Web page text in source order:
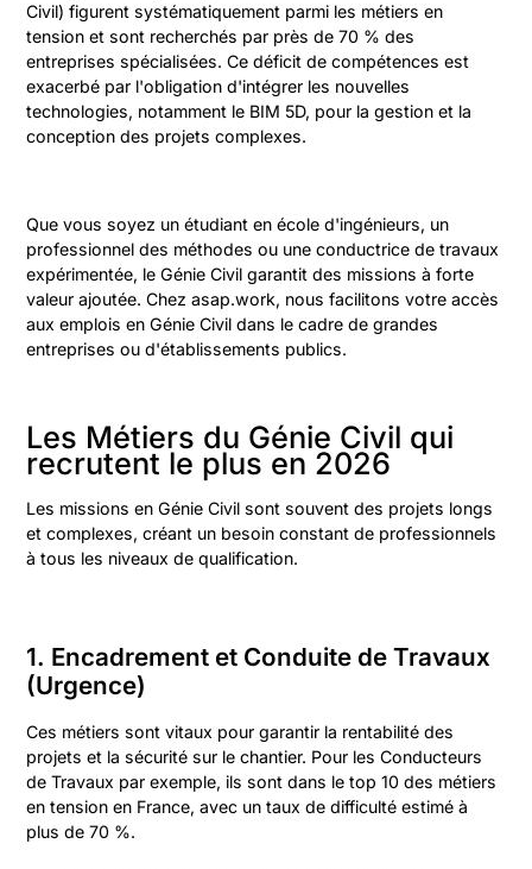
Civil) figurent systématiquement parmi les métiers en
tension et sont recherchés par près de 70 % des
entreprises spécialisées. Ce déficit de compétences est
exacerbé par l'obligation d'intégrer les nouvelles
technologies, notamment le BIM 5D, pour la gestion et la
conception des projets complexes.
Que vous soyez un étudiant en école d'ingénieurs, un
professionnel des méthodes ou une conductrice de travaux
expérimentée, le Génie Civil garantit des missions à forte
valeur ajoutée. Chez asap.work, nous facilitons votre accès
aux emplois en Génie Civil dans le cadre de grandes
entreprises ou d'établissements publics.
Les Métiers du Génie Civil qui
recrutent le plus en 2026
Les missions en Génie Civil sont souvent des projets longs
et complexes, créant un besoin constant de professionnels
à tous les niveaux de qualification.
1. Encadrement et Conduite de Travaux
(Urgence)
Ces métiers sont vitaux pour garantir la rentabilité des
projets et la sécurité sur le chantier. Pour les Conducteurs
de Travaux par exemple, ils sont dans le top 10 des métiers
en tension en France, avec un taux de difficulté estimé à
plus de 70 %.